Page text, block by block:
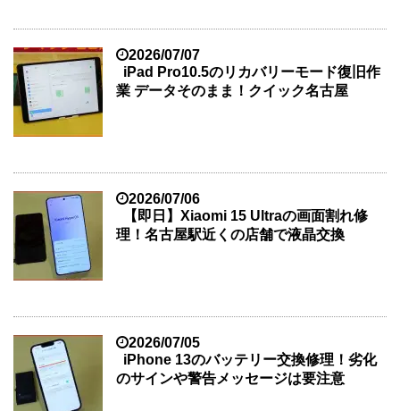
2026/07/07
iPad Pro10.5のリカバリーモード復旧作
業 データそのまま！クイック名古屋
2026/07/06
【即日】Xiaomi 15 Ultraの画面割れ修
理！名古屋駅近くの店舗で液晶交換
2026/07/05
iPhone 13のバッテリー交換修理！劣化
のサインや警告メッセージは要注意